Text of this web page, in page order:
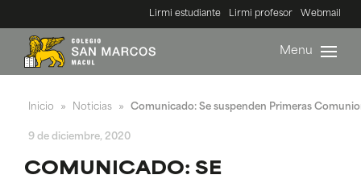
Lirmi estudiante Lirmi profesor Webmail
Menu
Inicio » Noticias » Comunicado: Se suspenden Primeras
9 de diciembre, 2020
COMUNICADO: SE